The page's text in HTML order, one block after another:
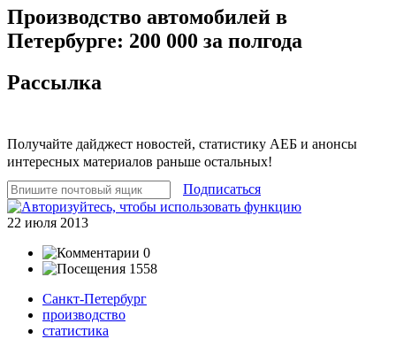
Производство автомобилей в
Петербурге: 200 000 за полгода
Рассылка
Получайте дайджест новостей, статистику АЕБ и анонсы
интересных материалов раньше остальных!
Подписаться
22 июля 2013
0
1558
Санкт-Петербург
производство
статистика